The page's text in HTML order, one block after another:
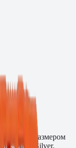
размером
MagniSilver.